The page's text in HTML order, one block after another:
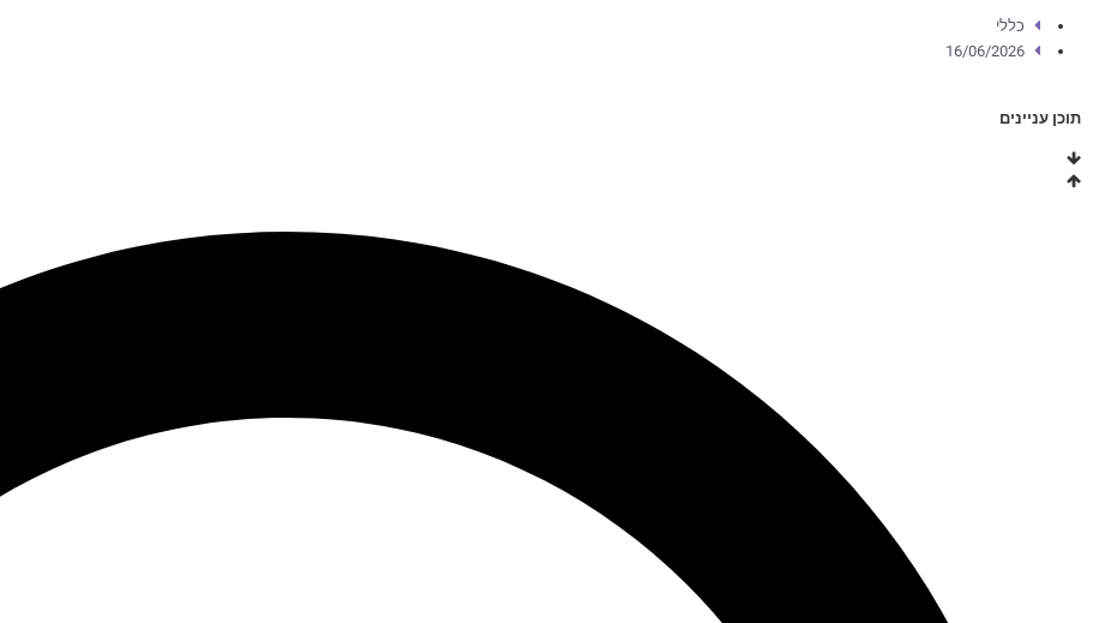
כללי
16/06/2026
תוכן עניינים